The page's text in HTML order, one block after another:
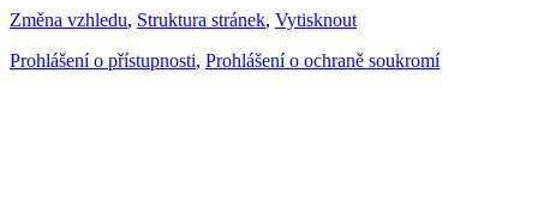
Změna vzhledu, Struktura stránek, Vytisknout
Prohlášení o přístupnosti, Prohlášení o ochraně soukromí